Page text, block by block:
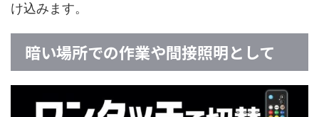
け込みます。
暗い場所での作業や間接照明として